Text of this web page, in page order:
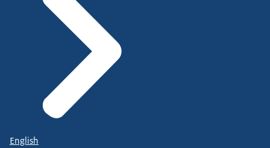
English